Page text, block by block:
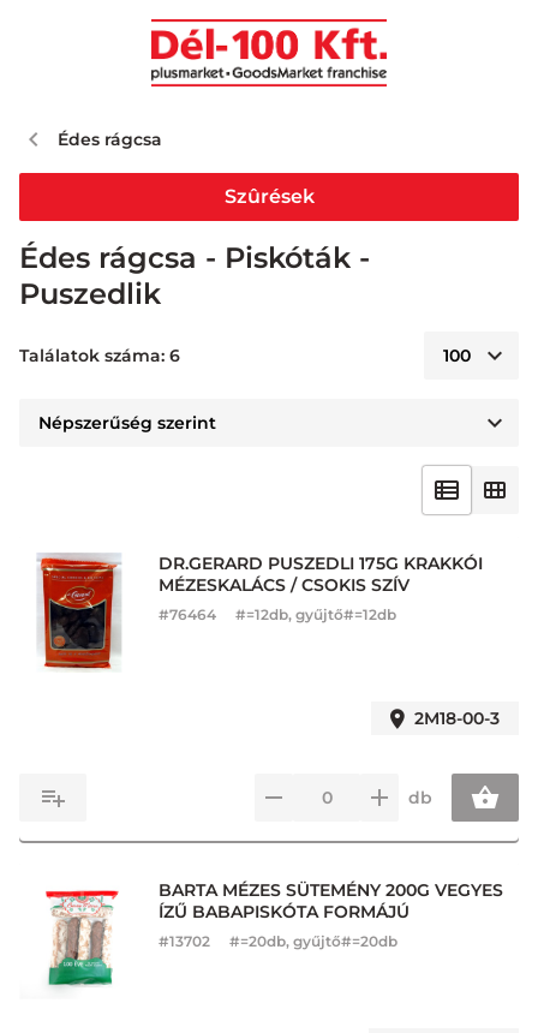
Édes rágcsa
Édes rágcsa - Piskóták -
Puszedlik
Találatok száma: 6
DR.GERARD PUSZEDLI 175G KRAKKÓI
MÉZESKALÁCS / CSOKIS SZÍV
#76464 #=12db, gyűjtő#=12db
2M18-00-3
db
BARTA MÉZES SÜTEMÉNY 200G VEGYES
ÍZŰ BABAPISKÓTA FORMÁJÚ
#13702 #=20db, gyűjtő#=20db
Szûrések